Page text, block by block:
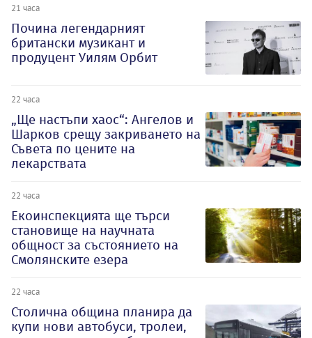
21 часа
Почина легендарният
британски музикант и
продуцент Уилям Орбит
22 часа
„Ще настъпи хаос“: Ангелов и
Шарков срещу закриването на
Съвета по цените на
лекарствата
22 часа
Екоинспекцията ще търси
становище на научната
общност за състоянието на
Смолянските езера
22 часа
Столична община планира да
купи нови автобуси, тролеи,